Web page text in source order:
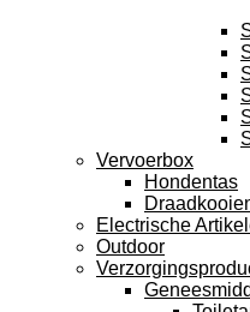
Vervoerbox
Hondentas
Electrische
Outdoor